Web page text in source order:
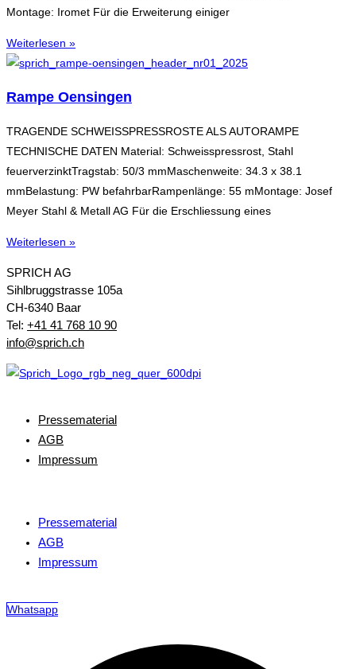
Montage: Iromet Für die Erweiterung einiger
Weiterlesen »
Rampe Oensingen
TRAGENDE SCHWEISSPRESSROSTE ALS AUTORAMPE
TECHNISCHE DATEN Material: Schweisspressrost, Stahl
feuerverzinktTragstab: 50/3 mmMaschenweite: 34.3 x 38.1
mmBelastung: PW befahrbarRampenlänge: 55 mMontage: Josef
Meyer Stahl & Metall AG Für die Erschliessung eines
Weiterlesen »
SPRICH AG
Sihlbruggstrasse 105a
CH-6340 Baar
Tel: +41 41 768 10 90
info@sprich.ch
Pressematerial
AGB
Impressum
Pressematerial
AGB
Impressum
Whatsapp